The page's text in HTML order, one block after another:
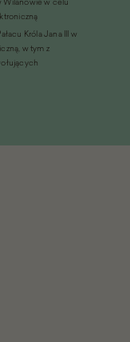
Króla Jana III w
w tym z